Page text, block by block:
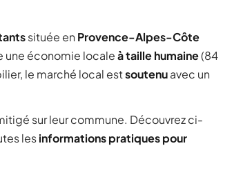
située en Provence-Alpes-Côte
une économie localeà taille humaine(84
le marché local estsoutenuavec un
sur leur commune. Découvrez ci-
lesinformations pratiques pour